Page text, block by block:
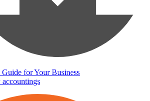
Guide for Your Business